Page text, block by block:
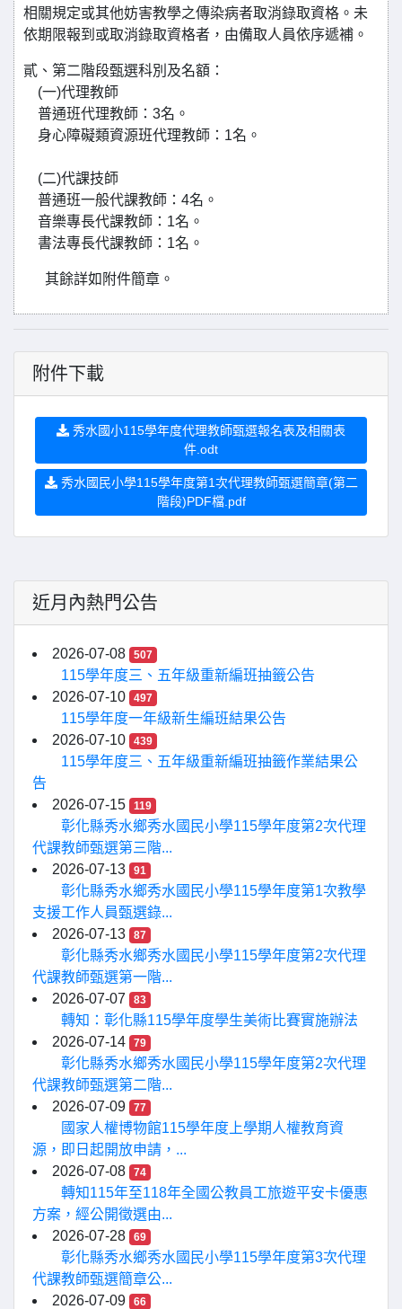
相關規定或其他妨害教學之傳染病者取消錄取資格。未
依期限報到或取消錄取資格者，由備取人員依序遞補。
貳、第二階段甄選科別及名額：
(一)代理教師
普通班代理教師：3名。
身心障礙類資源班代理教師：1名。
(二)代課技師
普通班一般代課教師：4名。
音樂專長代課教師：1名。
書法專長代課教師：1名。
其餘詳如附件簡章。
附件下載
秀水國小115學年度代理教師甄選報名表及相關表
件.odt
秀水國民小學115學年度第1次代理教師甄選簡章(第二
階段)PDF檔.pdf
近月內熱門公告
2026-07-08 507
115學年度三、五年級重新編班抽籤公告
2026-07-10
497
115學年度一年級新生編班結果公告
2026-07-10
439
115學年度三、五年級重新編班抽籤作業結果公
告
2026-07-15
119
彰化縣秀水鄉秀水國民小學115學年度第2次代理
代課教師甄選第三階...
2026-07-13
91
彰化縣秀水鄉秀水國民小學115學年度第1次教學
支援工作人員甄選錄...
2026-07-13
87
彰化縣秀水鄉秀水國民小學115學年度第2次代理
代課教師甄選第一階...
2026-07-07
83
轉知：彰化縣115學年度學生美術比賽實施辦法
2026-07-14
79
彰化縣秀水鄉秀水國民小學115學年度第2次代理
代課教師甄選第二階...
2026-07-09
77
國家人權博物館115學年度上學期人權教育資
源，即日起開放申請，...
2026-07-08
74
轉知115年至118年全國公教員工旅遊平安卡優惠
方案，經公開徵選由...
2026-07-28
69
彰化縣秀水鄉秀水國民小學115學年度第3次代理
代課教師甄選簡章公...
2026-07-09
66